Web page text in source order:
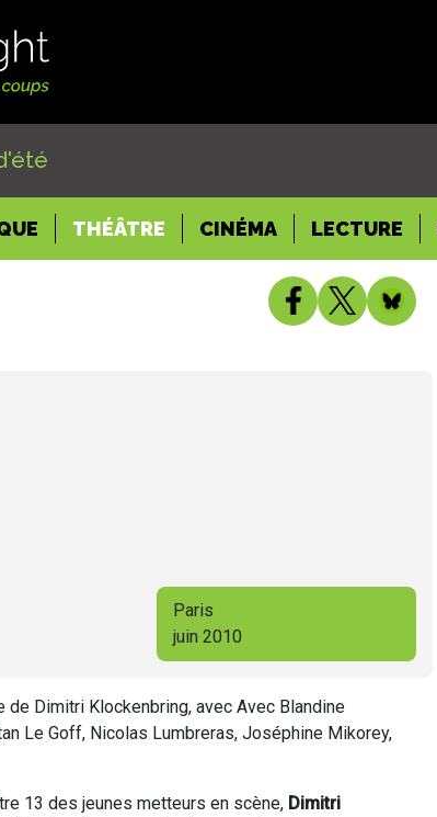
THÉÂTRE CINÉMA LECTURE
Paris
juin 2010
Dimitri Klockenbring, avec Avec Blandine
Le Goff, Nicolas Lumbreras, Joséphine Mikorey,
13 des jeunes metteurs en scène, Dimitri